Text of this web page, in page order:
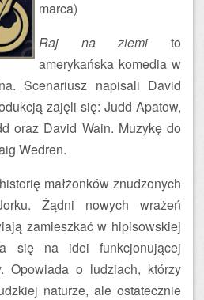
marca)
Raj na ziemi to
amerykańska komedia w
Scenariusz napisali David
zajęli się: Judd Apatow,
oraz David Wain. Muzykę do
Wedren.
małżonków znudzonych
Żądni nowych wrażeń
zamieszkać w hipisowskiej
się na idei funkcjonującej
Opowiada o ludziach, którzy
naturze, ale ostatecznie